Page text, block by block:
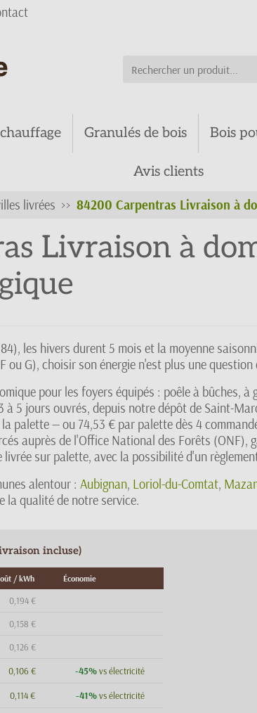
Granulés de bois Bois
Avis clients
livrées 84200 Carpentras Livraison à
Livraison à
les hivers durent 5 mois et la moyenne
ou G), choisir son énergie n'est plus une
pour les foyers équipés : poêle à bûches,
5 jours ouvrés, depuis notre dépôt de Saint-
la palette — ou 74,53 € par palette dès 4
auprès de l'Office National des Forêts
sur palette, avec la possibilité d'un
alentour : Aubignan, Loriol-du-Comtat,
la qualité de notre service.
incluse)
/ kWh Économie
0,194 €
0,158 €
0,126 €
0,106 € -45%vs électricité
0,114 € -41%vs électricité